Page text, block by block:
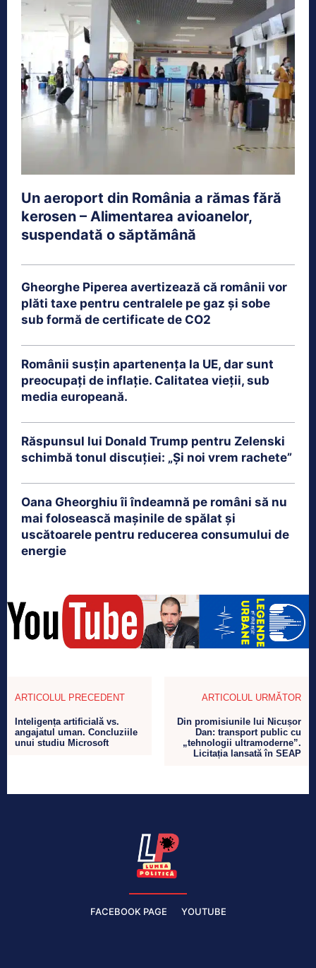
Un aeroport din România a rămas fără
kerosen – Alimentarea avioanelor,
suspendată o săptămână
Gheorghe Piperea avertizează că românii vor
plăti taxe pentru centralele pe gaz și sobe
sub formă de certificate de CO2
Românii susțin apartenența la UE, dar sunt
preocupați de inflație. Calitatea vieții, sub
media europeană.
Răspunsul lui Donald Trump pentru Zelenski
schimbă tonul discuției: „Și noi vrem rachete”
Oana Gheorghiu îi îndeamnă pe români să nu
mai folosească mașinile de spălat și
uscătoarele pentru reducerea consumului de
energie
ARTICOLUL PRECEDENT
Inteligența artificială vs.
angajatul uman. Concluziile
unui studiu Microsoft
ARTICOLUL URMĂTOR
Din promisiunile lui Nicușor
Dan: transport public cu
„tehnologii ultramoderne”.
Licitația lansată în SEAP
FACEBOOK PAGE YOUTUBE